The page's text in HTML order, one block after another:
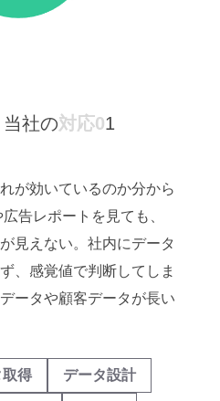
社の対応01
が効いているのか分から
告レポートを見ても、
見えない。社内にデータ
、感覚値で判断してしま
ータや顧客データが長い
取得 データ設計